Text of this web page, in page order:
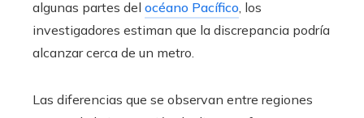
algunas partes del océano Pacífico, los
investigadores estiman que la discrepancia podría
alcanzar cerca de un metro.
Las diferencias que se observan entre regiones